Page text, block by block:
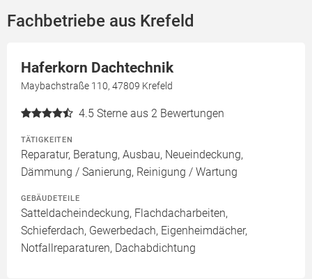
Fachbetriebe aus Krefeld
Haferkorn Dachtechnik
Maybachstraße 110, 47809 Krefeld
4.5 Sterne aus 2 Bewertungen
TÄTIGKEITEN
Reparatur, Beratung, Ausbau, Neueindeckung,
Dämmung / Sanierung, Reinigung / Wartung
GEBÄUDETEILE
Satteldacheindeckung, Flachdacharbeiten,
Schieferdach, Gewerbedach, Eigenheimdächer,
Notfallreparaturen, Dachabdichtung